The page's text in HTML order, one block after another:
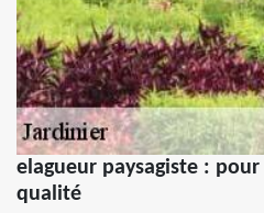
elagueur paysagiste :
qualité